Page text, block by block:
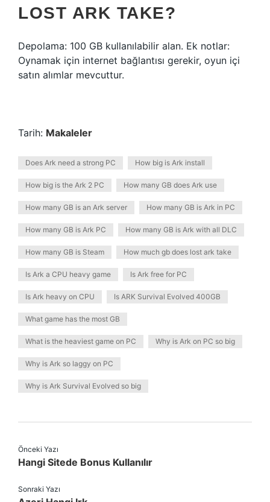
LOST ARK TAKE?
Depolama: 100 GB kullanılabilir alan. Ek notlar:
Oynamak için internet bağlantısı gerekir, oyun içi
satın alımlar mevcuttur.
Tarih: Makaleler
Does Ark need a strong PC How big is Ark install
How big is the Ark 2 PC How many GB does Ark use
How many GB is an Ark server How many GB is Ark in PC
How many GB is Ark PC How many GB is Ark with all DLC
How many GB is Steam How much gb does lost ark take
Is Ark a CPU heavy game Is Ark free for PC
Is Ark heavy on CPU Is ARK Survival Evolved 400GB
What game has the most GB
What is the heaviest game on PC Why is Ark on PC so big
Why is Ark so laggy on PC
Why is Ark Survival Evolved so big
Önceki Yazı
Hangi Sitede Bonus Kullanılır
Sonraki Yazı